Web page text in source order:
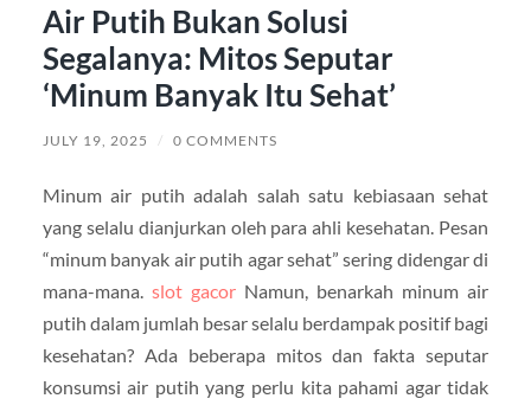
Air Putih Bukan Solusi
Segalanya: Mitos Seputar
‘Minum Banyak Itu Sehat’
JULY 19, 2025 / 0 COMMENTS
Minum air putih adalah salah satu kebiasaan sehat
yang selalu dianjurkan oleh para ahli kesehatan. Pesan
“minum banyak air putih agar sehat” sering didengar di
mana-mana. slot gacorNamun, benarkah minum air
putih dalam jumlah besar selalu berdampak positif bagi
kesehatan? Ada beberapa mitos dan fakta seputar
konsumsi air putih yang perlu kita pahami agar tidak